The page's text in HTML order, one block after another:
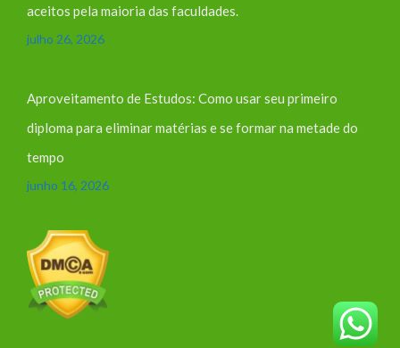
aceitos pela maioria das faculdades.
julho 26, 2026
Aproveitamento de Estudos: Como usar seu primeiro
diploma para eliminar matérias e se formar na metade do
tempo
junho 16, 2026